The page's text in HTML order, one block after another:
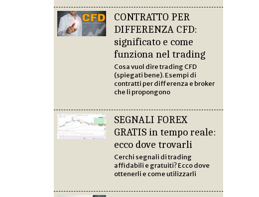
CONTRATTO PER
DIFFERENZA CFD:
significato e come
funziona nel trading
Cosa vuol dire trading CFD
(spiegati bene). Esempi di
contratti per differenza e broker
che li propongono
SEGNALI FOREX
GRATIS in tempo reale:
ecco dove trovarli
Cerchi segnali di trading
affidabili e gratuiti? Ecco dove
ottenerli e come utilizzarli